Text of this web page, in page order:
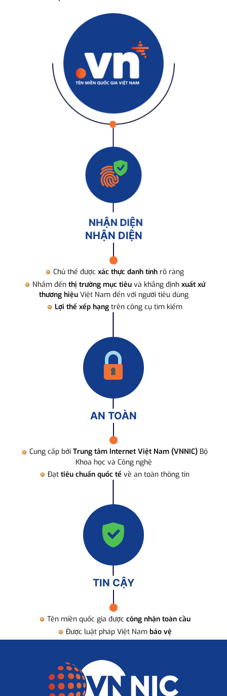
NHẬN DIỆN
Chủ thể được xác thực danh tính rõ ràng
Nhắm đến thị trường mục tiêuvà khẳng định xuất xứ
thương hiệuViệt Nam đến với người tiêu dùng
Lợi thế xếp hạng trên công cụ tìm kiếm
AN TOÀN
Cung cấp bởi Trung tâm Internet Việt Nam (VNNIC) Bộ
Khoa học và Công nghệ
Đạt tiêu chuẩn quốc tế về an toàn thông tin
TIN CẬY
Tên miền quốc gia được công nhận toàn cầu
Được luật pháp Việt Nam bảo vệ